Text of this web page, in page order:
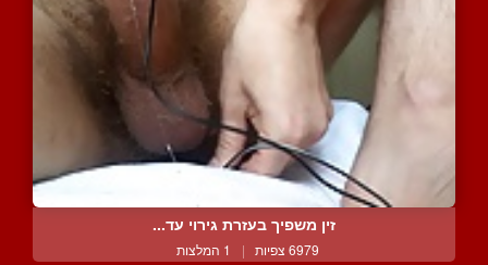
זין משפיך בעזרת גירוי עד...
6979 צפיות | 1 המלצות